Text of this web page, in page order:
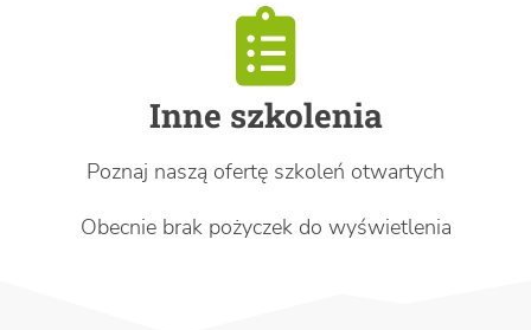
Inne szkolenia
Poznaj naszą ofertę szkoleń otwartych
Obecnie brak pożyczek do wyświetlenia